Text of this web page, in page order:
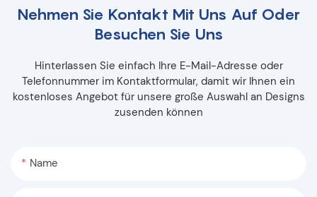
Nehmen Sie Kontakt Mit Uns Auf Oder
Besuchen Sie Uns
Hinterlassen Sie einfach Ihre E-Mail-Adresse oder
Telefonnummer im Kontaktformular, damit wir Ihnen ein
kostenloses Angebot für unsere große Auswahl an Designs
zusenden können
Name